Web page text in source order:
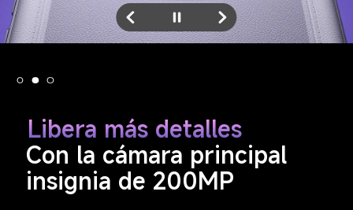
Libera más detalles
Con la cámara principal
insignia de 200MP